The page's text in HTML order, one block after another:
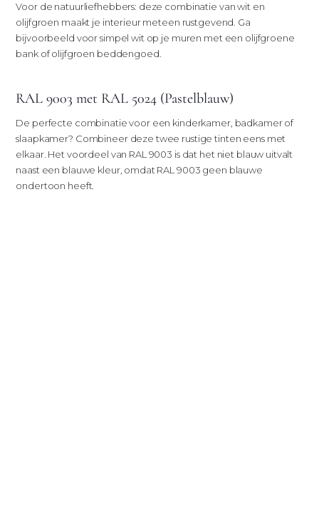
Voor de natuurliefhebbers: deze combinatie van wit en
olijfgroen maakt je interieur meteen rustgevend. Ga
bijvoorbeeld voor simpel wit op je muren met een olijfgroene
bank of olijfgroen beddengoed.
RAL 9003 met RAL 5024 (Pastelblauw)
De perfecte combinatie voor een kinderkamer, badkamer of
slaapkamer? Combineer deze twee rustige tinten eens met
elkaar. Het voordeel van RAL 9003 is dat het niet blauw uitvalt
naast een blauwe kleur, omdat RAL 9003 geen blauwe
ondertoon heeft.